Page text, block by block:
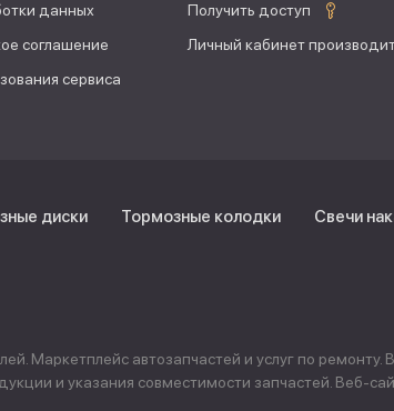
данных
соглашение
сервиса
Получить доступ
Личный кабинет
диски Тормозные колодки Свечи
Маркетплейс автозапчастей и услуг по
и указания совместимости запчастей. Веб-